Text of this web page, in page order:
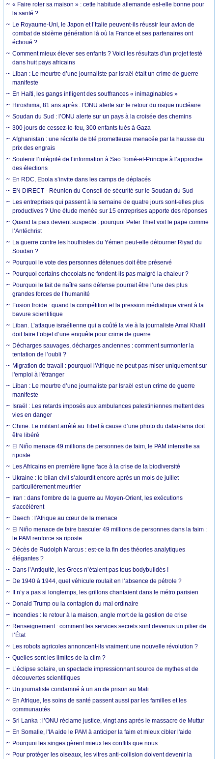
« Faire roter sa maison » : cette habitude allemande est-elle bonne pour
la santé ?
Le Royaume-Uni, le Japon et l’Italie peuvent-ils réussir leur avion de
combat de sixième génération là où la France et ses partenaires ont
échoué ?
Comment mieux élever ses enfants ? Voici les résultats d'un projet testé
dans huit pays africains
Liban : Le meurtre d’une journaliste par Israël était un crime de guerre
manifeste
En Haïti, les gangs infligent des souffrances « inimaginables »
Hiroshima, 81 ans après : l'ONU alerte sur le retour du risque nucléaire
Soudan du Sud : l’ONU alerte sur un pays à la croisée des chemins
300 jours de cessez-le-feu, 300 enfants tués à Gaza
Afghanistan : une récolte de blé prometteuse menacée par la hausse du
prix des engrais
Soutenir l’intégrité de l’information à Sao Tomé-et-Principe à l’approche
des élections
En RDC, Ebola s’invite dans les camps de déplacés
EN DIRECT - Réunion du Conseil de sécurité sur le Soudan du Sud
Les entreprises qui passent à la semaine de quatre jours sont-elles plus
productives ? Une étude menée sur 15 entreprises apporte des réponses
Quand la paix devient suspecte : pourquoi Peter Thiel voit le pape comme
l’Antéchrist
La guerre contre les houthistes du Yémen peut-elle détourner Riyad du
Soudan ?
Pourquoi le vote des personnes détenues doit être préservé
Pourquoi certains chocolats ne fondent-ils pas malgré la chaleur ?
Pourquoi le fait de naître sans défense pourrait être l’une des plus
grandes forces de l’humanité
Fusion froide : quand la compétition et la pression médiatique virent à la
bavure scientifique
Liban. L’attaque israélienne qui a coûté la vie à la journaliste Amal Khalil
doit faire l’objet d’une enquête pour crime de guerre
Décharges sauvages, décharges anciennes : comment surmonter la
tentation de l’oubli ?
Migration de travail : pourquoi l'Afrique ne peut pas miser uniquement sur
l'emploi à l'étranger
Liban : Le meurtre d’une journaliste par Israël est un crime de guerre
manifeste
Israël : Les retards imposés aux ambulances palestiniennes mettent des
vies en danger
Chine. Le militant arrêté au Tibet à cause d’une photo du dalaï-lama doit
être libéré
El Niño menace 49 millions de personnes de faim, le PAM intensifie sa
riposte
Les Africains en première ligne face à la crise de la biodiversité
Ukraine : le bilan civil s’alourdit encore après un mois de juillet
particulièrement meurtrier
Iran : dans l'ombre de la guerre au Moyen-Orient, les exécutions
s'accélèrent
Daech : l'Afrique au cœur de la menace
El Niño menace de faire basculer 49 millions de personnes dans la faim :
le PAM renforce sa riposte
Décès de Rudolph Marcus : est-ce la fin des théories analytiques
élégantes ?
Dans l’Antiquité, les Grecs n’étaient pas tous bodybuildés !
De 1940 à 1944, quel véhicule roulait en l’absence de pétrole ?
Il n’y a pas si longtemps, les grillons chantaient dans le métro parisien
Donald Trump ou la contagion du mal ordinaire
Incendies : le retour à la maison, angle mort de la gestion de crise
Renseignement : comment les services secrets sont devenus un pilier de
l’État
Les robots agricoles annoncent-ils vraiment une nouvelle révolution ?
Quelles sont les limites de la clim ?
L’éclipse solaire, un spectacle impressionnant source de mythes et de
découvertes scientifiques
Un journaliste condamné à un an de prison au Mali
En Afrique, les soins de santé passent aussi par les familles et les
communautés
Sri Lanka : l’ONU réclame justice, vingt ans après le massacre de Muttur
En Somalie, l'IA aide le PAM à anticiper la faim et mieux cibler l'aide
Pourquoi les singes gèrent mieux les conflits que nous
Pour protéger les oiseaux, les vitres anti-collision doivent devenir la